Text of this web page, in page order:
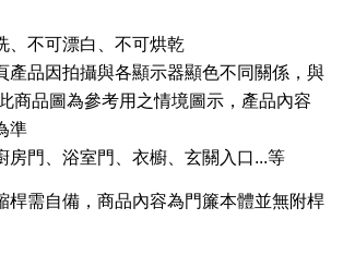
、不可漂白、不可烘乾
產品因拍攝與各顯示器顯色不同關係，與
商品圖為參考用之情境圖示，產品內容
準
房門、浴室門、衣櫥、玄關入口...等
桿需自備，商品內容為門簾本體並無附桿